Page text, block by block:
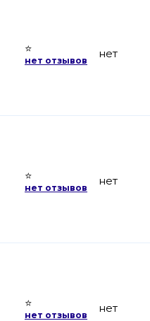
⭐
нет отзывов
нет
⭐
нет отзывов
нет
⭐
нет отзывов
нет